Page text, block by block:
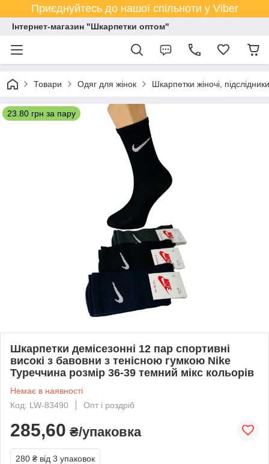
Приєднуйтесь до нашої спільноти у Viber
Інтернет-магазин "Шкарпетки оптом"
Товари Одяг для жінок Шкарпетки жіночі, підслідники
23.80 грн за пару
Шкарпетки демісезонні 12 пар спортивні
високі з бавовни з тенісною гумкою Nike
Туреччина розмір 36-39 темний мікс кольорів
Немає в наявності
Код: LW-83490
Опт і роздріб
285,60 ₴/упаковка
280 ₴ від 3 упаковок